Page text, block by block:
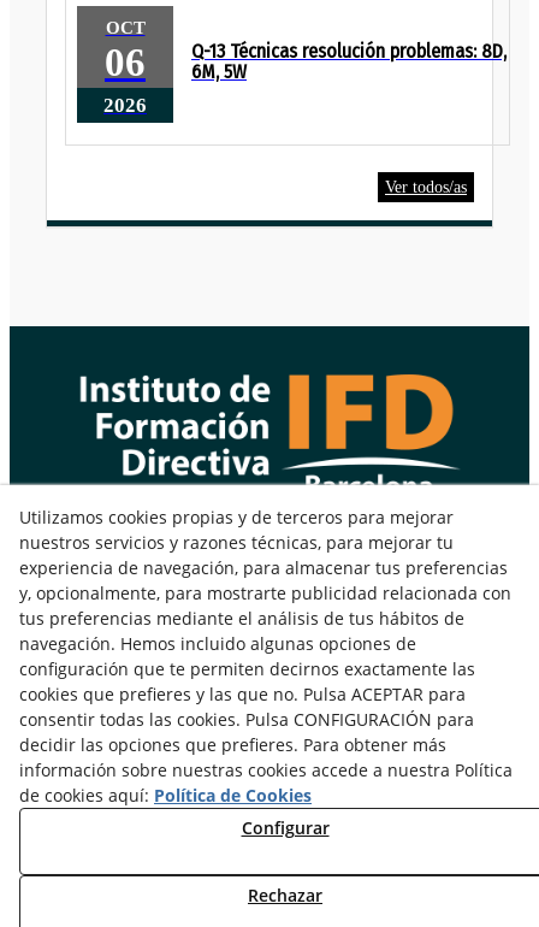
Q-13 Técnicas resolución problemas: 8D,
6M, 5W
06
OCT
2026
Ver todos/as
Gran Vía de Les Corts Catalanes, 608 2ª, A y D
08007 Barcelona - España
Teléfono: +34 93 177 08 08
Fax: +34 93 412 13 25
Política de Cookies
Utilizamos cookies propias y de terceros para mejorar
nuestros servicios y razones técnicas, para mejorar tu
experiencia de navegación, para almacenar tus preferencias
y, opcionalmente, para mostrarte publicidad relacionada con
tus preferencias mediante el análisis de tus hábitos de
navegación. Hemos incluido algunas opciones de
configuración que te permiten decirnos exactamente las
cookies que prefieres y las que no. Pulsa ACEPTAR para
consentir todas las cookies. Pulsa CONFIGURACIÓN para
decidir las opciones que prefieres. Para obtener más
información sobre nuestras cookies accede a nuestra Política
de cookies aquí: Política de Cookies
Configurar
Rechazar